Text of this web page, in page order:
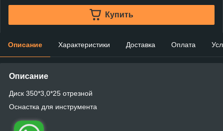
Купить
Описание Характеристики Доставка Оплата
Описание
Диск 350*3,0*25 отрезной
Оснастка для инструмента